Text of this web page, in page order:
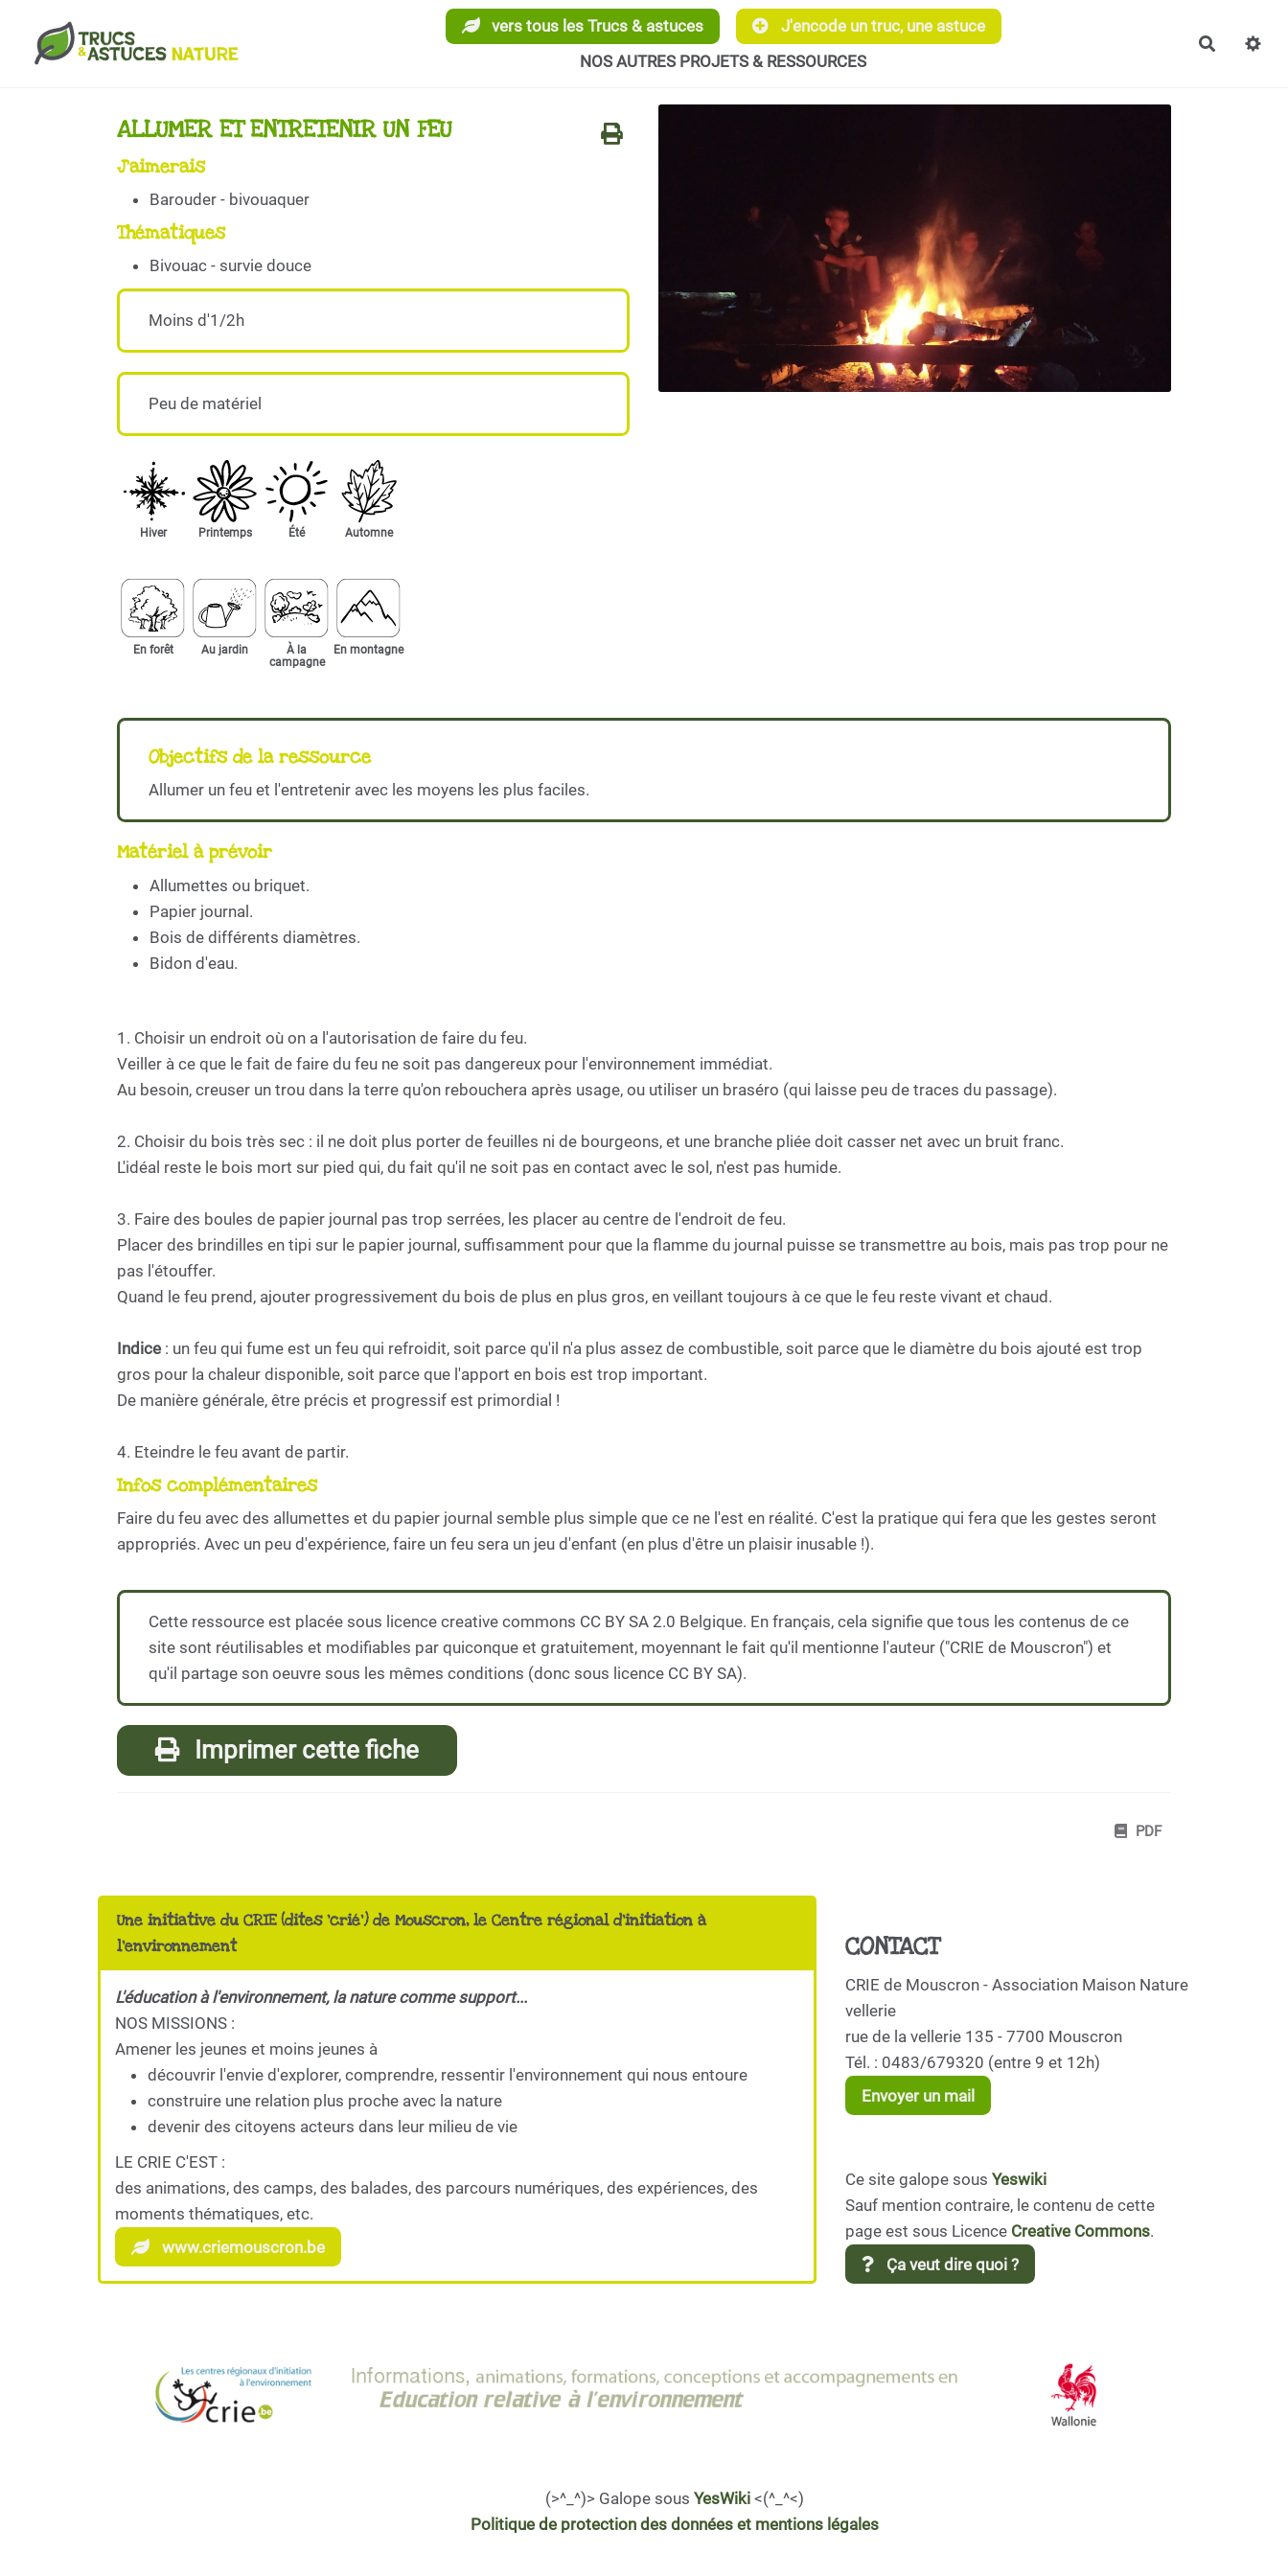
Aller au contenu principal vers tous les Trucs & astuces
J'encode un truc, une astuce
NOS AUTRES PROJETS & RESSOURCES
ALLUMER ET ENTRETENIR UN FEU
J'aimerais
Barouder - bivouaquer
Thématiques
Bivouac - survie douce
Moins d'1/2h
Peu de matériel
Hiver Printemps Été Automne
En forêt Au jardin
À la
campagne
En montagne
Objectifs de la ressource
Allumer un feu et l'entretenir avec les moyens les plus faciles.
Matériel à prévoir
Allumettes ou briquet.
Papier journal.
Bois de différents diamètres.
Bidon d'eau.
1. Choisir un endroit où on a l'autorisation de faire du feu.
Veiller à ce que le fait de faire du feu ne soit pas dangereux pour l'environnement immédiat.
Au besoin, creuser un trou dans la terre qu'on rebouchera après usage, ou utiliser un braséro (qui laisse peu de traces du passage).
2. Choisir du bois très sec : il ne doit plus porter de feuilles ni de bourgeons, et une branche pliée doit casser net avec un bruit franc.
L'idéal reste le bois mort sur pied qui, du fait qu'il ne soit pas en contact avec le sol, n'est pas humide.
3. Faire des boules de papier journal pas trop serrées, les placer au centre de l'endroit de feu.
Placer des brindilles en tipi sur le papier journal, suffisamment pour que la flamme du journal puisse se transmettre au bois, mais pas trop pour ne
pas l'étouffer.
Quand le feu prend, ajouter progressivement du bois de plus en plus gros, en veillant toujours à ce que le feu reste vivant et chaud.
Indice : un feu qui fume est un feu qui refroidit, soit parce qu'il n'a plus assez de combustible, soit parce que le diamètre du bois ajouté est trop
gros pour la chaleur disponible, soit parce que l'apport en bois est trop important.
De manière générale, être précis et progressif est primordial !
4. Eteindre le feu avant de partir.
Infos complémentaires
Faire du feu avec des allumettes et du papier journal semble plus simple que ce ne l'est en réalité. C'est la pratique qui fera que les gestes seront
appropriés. Avec un peu d'expérience, faire un feu sera un jeu d'enfant (en plus d'être un plaisir inusable !).
Cette ressource est placée sous licence creative commons CC BY SA 2.0 Belgique. En français, cela signifie que tous les contenus de ce
site sont réutilisables et modifiables par quiconque et gratuitement, moyennant le fait qu'il mentionne l'auteur ("CRIE de Mouscron") et
qu'il partage son oeuvre sous les mêmes conditions (donc sous licence CC BY SA).
Imprimer cette fiche
PDF
Une initiative du CRIE (dites 'crié') de Mouscron, le Centre régional d'initiation à
l'environnement
L'éducation à l'environnement, la nature comme support...
NOS MISSIONS :
Amener les jeunes et moins jeunes à
découvrir l'envie d'explorer, comprendre, ressentir l'environnement qui nous entoure
construire une relation plus proche avec la nature
devenir des citoyens acteurs dans leur milieu de vie
LE CRIE C'EST :
des animations, des camps, des balades, des parcours numériques, des expériences, des
moments thématiques, etc.
www.criemouscron.be
CONTACT
CRIE de Mouscron - Association Maison Nature
vellerie
rue de la vellerie 135 - 7700 Mouscron
Tél. : 0483/679320 (entre 9 et 12h)
Envoyer un mail
Ce site galope sous Yeswiki
Sauf mention contraire, le contenu de cette
page est sous Licence Creative Commons.
Ça veut dire quoi ?
(>^_^)> Galope sous YesWiki <(^_^<)
Politique de protection des données et mentions légales